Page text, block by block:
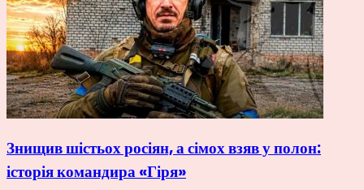
Знищив шістьох росіян, а сімох взяв у полон:
історія командира «Гіря»